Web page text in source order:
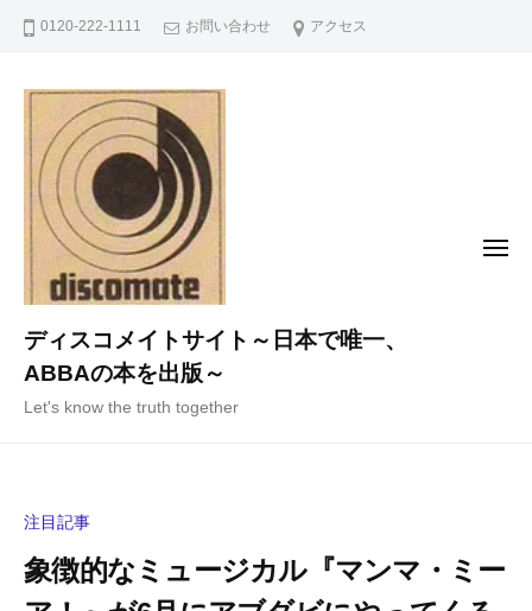
0120-222-1111 お問い合わせ アクセス
ディスコメイトサイト～日本で唯一、
ABBAの本を出版～
Let's know the truth together
メ
注目記事
象徴的なミュージカル『マンマ・ミー